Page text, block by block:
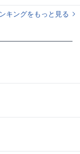
キングをもっと見る